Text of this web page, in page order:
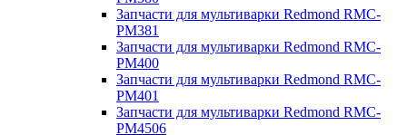
Запчасти для мультиварки Redmond RMC-
PM381
Запчасти для мультиварки Redmond RMC-
PM400
Запчасти для мультиварки Redmond RMC-
PM401
Запчасти для мультиварки Redmond RMC-
PM4506